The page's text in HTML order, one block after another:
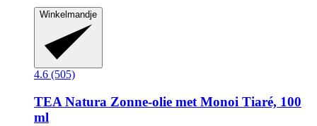
Winkelmandje
4.6 (505)
TEA Natura Zonne-​olie met Monoi Tiaré, 100
ml